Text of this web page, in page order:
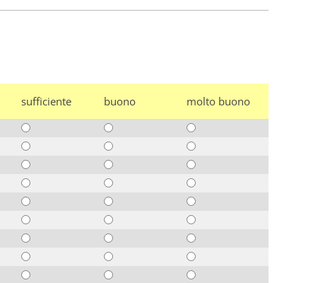
sufficiente buono
molto buono